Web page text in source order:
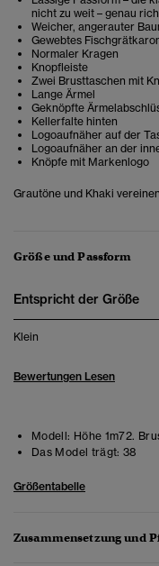
nicht zu weit – genau
Weicher, angerauter
Gewebtes
Normaler Kragen
Knopfleiste
Zwei Brusttaschen mit
Lange Ärmel
Geknöpfte
Kellerfalte hinten
Logoaufnäher auf der
Logoaufnäher an der
Knöpfe mit Markenlogo
Grautöne und Khaki
Größe und Passform
Entspricht der Größe
Klein
Bewertungen Lesen
Modell: Höhe 1m72.
Das Model trägt: 38
Größentabelle
Zusammensetzung und